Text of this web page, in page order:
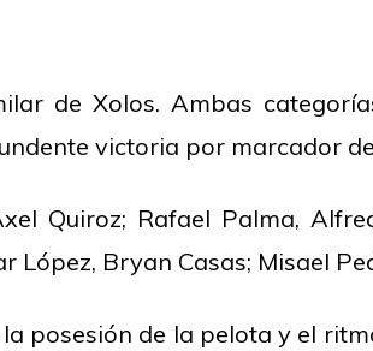
de Xolos. Ambas
victoria por marcador
Quiroz; Rafael Palma,
López, Bryan Casas; Misael
posesión de la pelota y el